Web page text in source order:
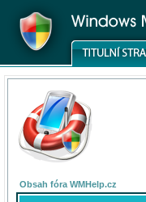
Obsah fóra WMHelp.cz